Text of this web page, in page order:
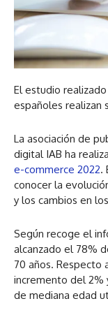
El estudio
españoles realizan
La asociación de
digital IAB ha
e-commerce 2022.
conocer la
y los cambios en
Según recoge el
alcanzado el 78%
70 años. Respecto
incremento del 2%
de mediana edad